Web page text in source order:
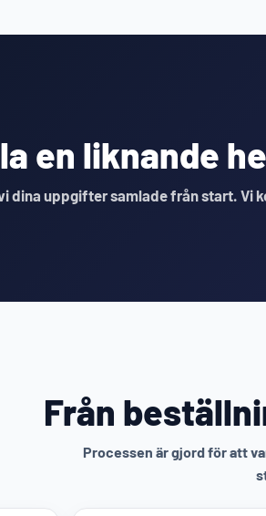
en liknande
dina uppgifter samlade från start. Vi
Från
Processen är gjord för att